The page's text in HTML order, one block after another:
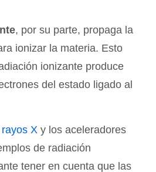
, por su parte, propaga la
ionizar la materia. Esto
ionizante produce
del estado ligado al
rayos X y los aceleradores
de radiación
tener en cuenta que las